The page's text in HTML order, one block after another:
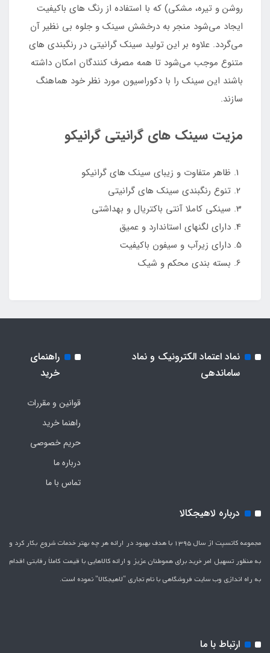
روشن و تیره، مشکی) که با استفاده از رنگ های باکیفیت
ایجاد می‌شود منجر به درخشش سینک و جلوه بی نظیر آن
می‌گردد. علاوه بر این تولید سینک گرانیتی در رنگبندی های
متنوع موجب می‌شود تا همه مصرف کنندگان امکان داشته
باشند این سینک را با دکوراسیون مورد نظر خود هماهنگ
سازند.
مزیت سینک های گرانیتی گرانیکو
ظاهر متفاوت و زیبای سینک های گرانیکو
تنوع رنگبندی سینک های گرانیتی
سینکی کاملا آنتی باکتریال و بهداشتی
دارای لگنهای استاندارد و عمیق
دارای زیرآب و سیفون باکیفیت
بسته بندی محکم و شیک
نماد اعتماد الکترونیک و نماد
ساماندهی
راهنمای
خرید
قوانین و مقررات
راهنما خرید
حریم خصوصی
درباره ما
تماس با ما
درباره لاهیجکالا
مجموعه کانسپت از سال 1395 با هدف بهبود در ارائه هر چه بهتر خدمات شروع بکار کرد و
به منظور تسهیل امر خرید برای هموطنان عزیز و ارائه کالاهایی با قیمت کاملاَ رقابتی اقدام
به راه اندازی وب سایت فروشگاهی با نام تجاری "لاهیج­کالا" نموده است.
ارتباط با ما